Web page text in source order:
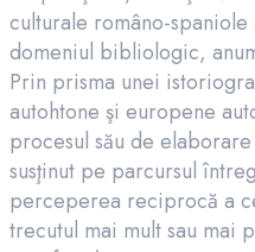
culturale româno-
domeniul bibliologic,
Prin prisma unei
autohtone şi europene
procesul său de
susţinut pe parcursul
perceperea reciprocă a
trecutul mai mult sau mai